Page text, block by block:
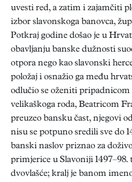
uvesti red, a zatim i zajamčiti
izbor slavonskoga banovca,
Potkraj godine došao je u
obavljanju banske dužnosti
otpora nego kao slavonski
položaj i osnažio ga među
odlučio se oženiti pripadnicom
velikaškoga roda, Beatricom
preuzeo bansku čast, njegovi
nisu se potpuno sredili sve do
banski naslov priznao za
primjerice u Slavoniji 1497–98.
dvovlašće; kralj je banom